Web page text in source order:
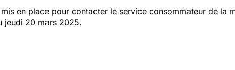
en place pour contacter le service consommateur de la
jeudi 20 mars 2025.